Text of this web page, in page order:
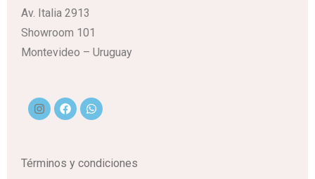
Av. Italia 2913
Showroom 101
Montevideo – Uruguay
Términos y condiciones